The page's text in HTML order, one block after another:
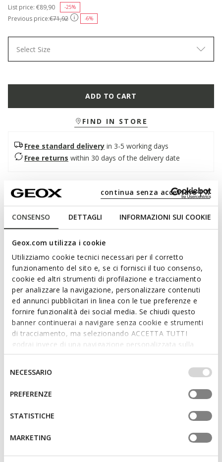
CONSENSO DETTAGLI INFORMAZIONI SUI COOKIE
Geox.com utilizza i cookie
Utilizziamo cookie tecnici necessari per il corretto
funzionamento del sito e, se ci fornisci il tuo consenso,
cookie ed altri strumenti di profilazione e tracciamento
per analizzare la navigazione, personalizzare contenuti
ed annunci pubblicitari in linea con le tue preferenze e
fornire funzionalità dei social media. Se chiudi questo
banner continuerai a navigare senza cookie e strumenti
di tracciamento, ma selezionando ACCETTA TUTTI
godrai invece di una navigazione personalizzata sulla
base dei tuoi gusti ed interessi. Selezionando
IMPOSTAZIONI potrai anche scegliere quali cookies ed
altri strumenti di tracciamento autorizzare. Per maggiori
informazioni o per modificare in qualsiasi momento le
tue impostazioni, visita la nostra
consenso
NECESSARIO
PREFERENZE
STATISTICHE
MARKETING
continua senza accettare | X
Previous price:€71,92 -6%
List price: Price reduced from
€89,90 -25%
Select Size
ADD TO CART
FIND IN STORE
Free standard delivery in 3-5 working days
Free returns within 30 days of the delivery date
Description
Women's sandal with contemporary DNA, featuring an eye-
catching active-style outsole. Presented here in a sober black
version, it boasts a double-strap upper in pearlescent effect
material and leather-effect material. Light, comfortable and
warm days, from running errands to leisure time.
ITEM CODE:D550NA0NFBCC1223
Read more
Features
Thickness of sole: 3,5 cm / 1,4"
Buckle on the strap to adjust the fit